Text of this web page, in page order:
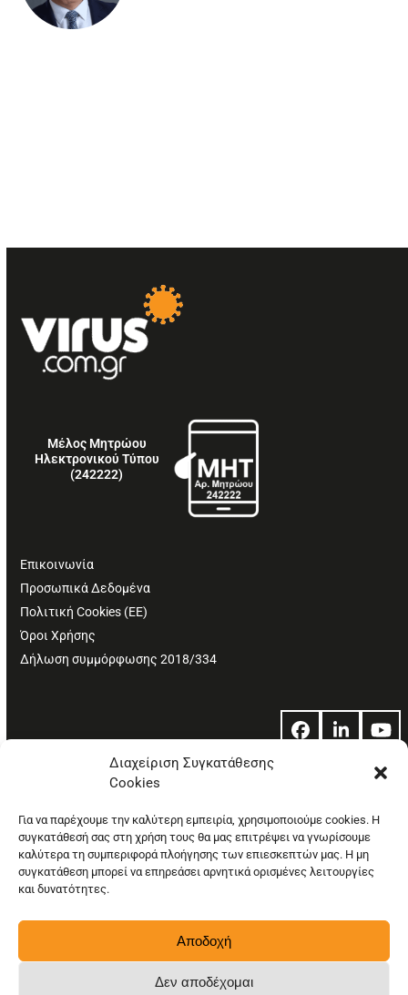
Διαχείριση Συγκατάθεσης
Cookies
Για να παρέχουμε την καλύτερη εμπειρία, χρησιμοποιούμε cookies. Η
συγκατάθεσή σας στη χρήση τους θα μας επιτρέψει να γνωρίσουμε
καλύτερα τη συμπεριφορά πλοήγησης των επιεσκεπτών μας. Η μη
συγκατάθεση μπορεί να επηρεάσει αρνητικά ορισμένες λειτουργίες
και δυνατότητες.
Αποδοχή
Δεν αποδέχομαι
Μέλος Μητρώου
Ηλεκτρονικού Τύπου
(242222)
Επικοινωνία
Προσωπικά Δεδομένα
Πολιτική Cookies (ΕΕ)
Όροι Χρήσης
Δήλωση συμμόρφωσης 2018/334
Facebook
LinkedIn
© Copyright: Ethos Media S.A.